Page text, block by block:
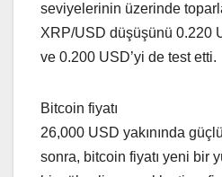
seviyelerinin üzerinde
XRP/USD düşüşünü 0.220
ve 0.200 USD’yi de test etti.
Bitcoin fiyatı
26,000 USD yakınında
sonra, bitcoin fiyatı yeni bir